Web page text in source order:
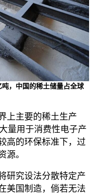
，中国的稀土储量占全球
上主要的稀土生产
量用于消费性电子产
高的环保标准下，过
源。
研究设法分散特定产
美国制造，倘若无法